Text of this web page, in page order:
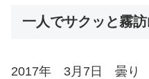
一人でサクッと霧
2017年 3月7日 曇り